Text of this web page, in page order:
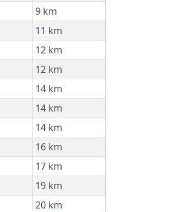
9 km
11 km
12 km
12 km
14 km
14 km
14 km
16 km
17 km
19 km
20 km